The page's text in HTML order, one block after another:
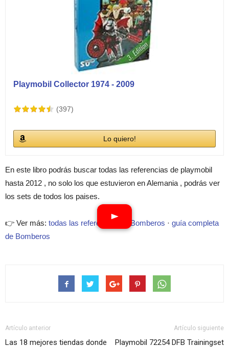
Playmobil Collector 1974 - 2009
(397)
Lo quiero!
En este libro podrás buscar todas las referencias de playmobil
hasta 2012 , no solo los que estuvieron en Alemania , podrás ver
los sets de todos los paises.
👉 Ver más: todas las referencias de Bomberos · guía completa
de Bomberos
Artículo anterior
Las 18 mejores tiendas donde
Artículo siguiente
Playmobil 72254 DFB Trainingset